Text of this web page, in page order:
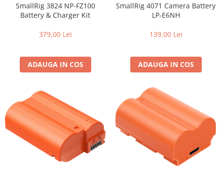
SmallRig 3824 NP-FZ100
Battery & Charger Kit
379,00 Lei
ADAUGA IN COS
SmallRig 4071 Camera Battery
LP-E6NH
139,00 Lei
ADAUGA IN COS